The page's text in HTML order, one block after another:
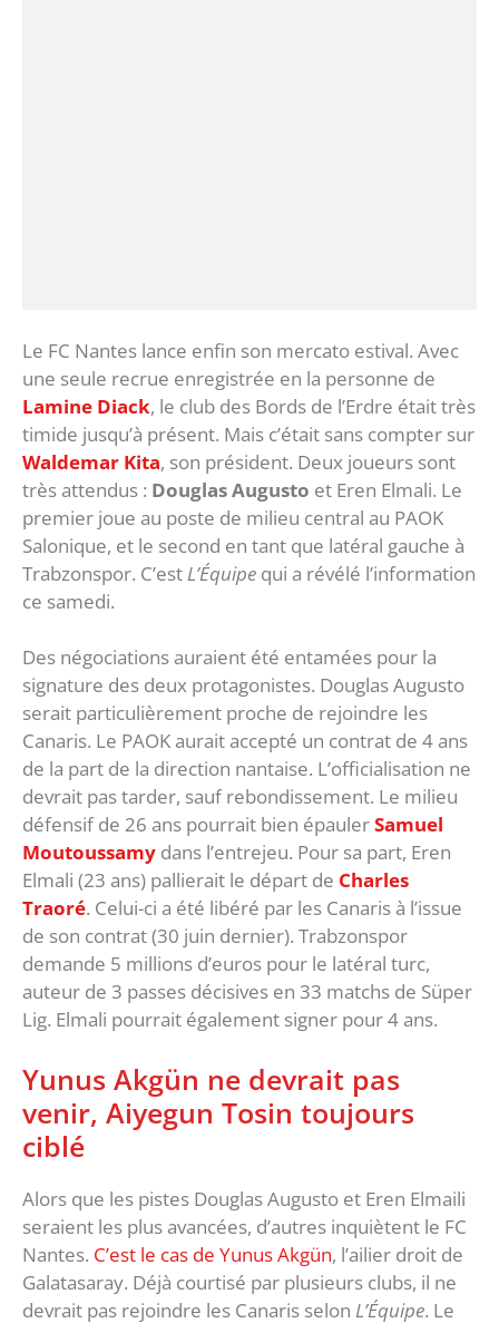
Le FC Nantes lance enfin son mercato estival. Avec
une seule recrue enregistrée en la personne de
Lamine Diack, le club des Bords de l’Erdre était très
timide jusqu’à présent. Mais c’était sans compter sur
Waldemar Kita, son président. Deux joueurs sont
très attendus : Douglas Augusto et Eren Elmali. Le
premier joue au poste de milieu central au PAOK
Salonique, et le second en tant que latéral gauche à
Trabzonspor. C’est L’Équipe qui a révélé l’information
ce samedi.
Des négociations auraient été entamées pour la
signature des deux protagonistes. Douglas Augusto
serait particulièrement proche de rejoindre les
Canaris. Le PAOK aurait accepté un contrat de 4 ans
de la part de la direction nantaise. L’officialisation ne
devrait pas tarder, sauf rebondissement. Le milieu
défensif de 26 ans pourrait bien épaulerSamuel
Moutoussamy dans l’entrejeu. Pour sa part, Eren
Elmali (23 ans) pallierait le départ de Charles
Traoré. Celui-ci a été libéré par les Canaris à l’issue
de son contrat (30 juin dernier). Trabzonspor
demande 5 millions d’euros pour le latéral turc,
auteur de 3 passes décisives en 33 matchs de Süper
Lig. Elmali pourrait également signer pour 4 ans.
Yunus Akgün ne devrait pas
venir, Aiyegun Tosin toujours
ciblé
Alors que les pistes Douglas Augusto et Eren Elmaili
seraient les plus avancées, d’autres inquiètent le FC
Nantes. C’est le cas de Yunus Akgün, l’ailier droit de
Galatasaray. Déjà courtisé par plusieurs clubs, il ne
devrait pas rejoindre les Canaris selon L’Équipe. Le